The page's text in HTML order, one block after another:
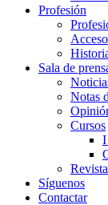
Profesión
Sala de
Notas
Cursos
I
Revista
Síguenos
Contactar